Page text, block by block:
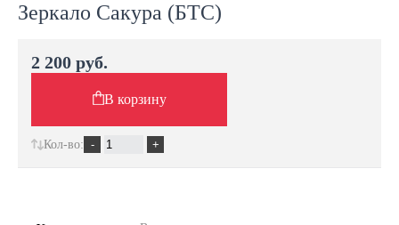
Зеркало Сакура (БТС)
2 200 руб.
В корзину
Кол-во: